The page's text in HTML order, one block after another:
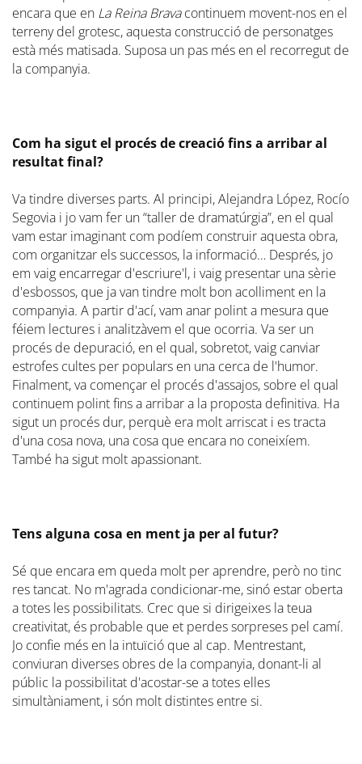
encara que en La Reina Bravacontinuem movent-nos en el
terreny del grotesc, aquesta construcció de personatges
està més matisada. Suposa un pas més en el recorregut de
la companyia.
Com ha sigut el procés de creació fins a arribar al
resultat final?
Va tindre diverses parts. Al principi, Alejandra López, Rocío
Segovia i jo vam fer un “taller de dramatúrgia”, en el qual
vam estar imaginant com podíem construir aquesta obra,
com organitzar els successos, la informació… Després, jo
em vaig encarregar d'escriure'l, i vaig presentar una sèrie
d'esbossos, que ja van tindre molt bon acolliment en la
companyia. A partir d'ací, vam anar polint a mesura que
féiem lectures i analitzàvem el que ocorria. Va ser un
procés de depuració, en el qual, sobretot, vaig canviar
estrofes cultes per populars en una cerca de l'humor.
Finalment, va començar el procés d'assajos, sobre el qual
continuem polint fins a arribar a la proposta definitiva. Ha
sigut un procés dur, perquè era molt arriscat i es tracta
d'una cosa nova, una cosa que encara no coneixíem.
També ha sigut molt apassionant.
Tens alguna cosa en ment ja per al futur?
Sé que encara em queda molt per aprendre, però no tinc
res tancat. No m'agrada condicionar-me, sinó estar oberta
a totes les possibilitats. Crec que si dirigeixes la teua
creativitat, és probable que et perdes sorpreses pel camí.
Jo confie més en la intuïció que al cap. Mentrestant,
conviuran diverses obres de la companyia, donant-li al
públic la possibilitat d'acostar-se a totes elles
simultàniament, i són molt distintes entre si.